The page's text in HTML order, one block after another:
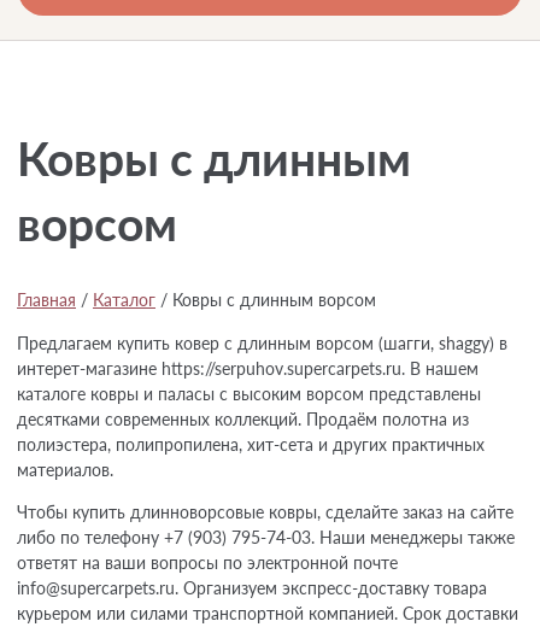
Ковры с длинным
ворсом
Главная / Каталог / Ковры с длинным ворсом
Предлагаем купить ковер с длинным ворсом (шагги, shaggy) в
интерет-магазине https://serpuhov.supercarpets.ru. В нашем
каталоге ковры и паласы с высоким ворсом представлены
десятками современных коллекций. Продаём полотна из
полиэстера, полипропилена, хит-сета и других практичных
материалов.
Чтобы купить длинноворсовые ковры, сделайте заказ на сайте
либо по телефону +7 (903) 795-74-03. Наши менеджеры также
ответят на ваши вопросы по электронной почте
info@supercarpets.ru. Организуем экспресс-доставку товара
курьером или силами транспортной компанией. Срок доставки